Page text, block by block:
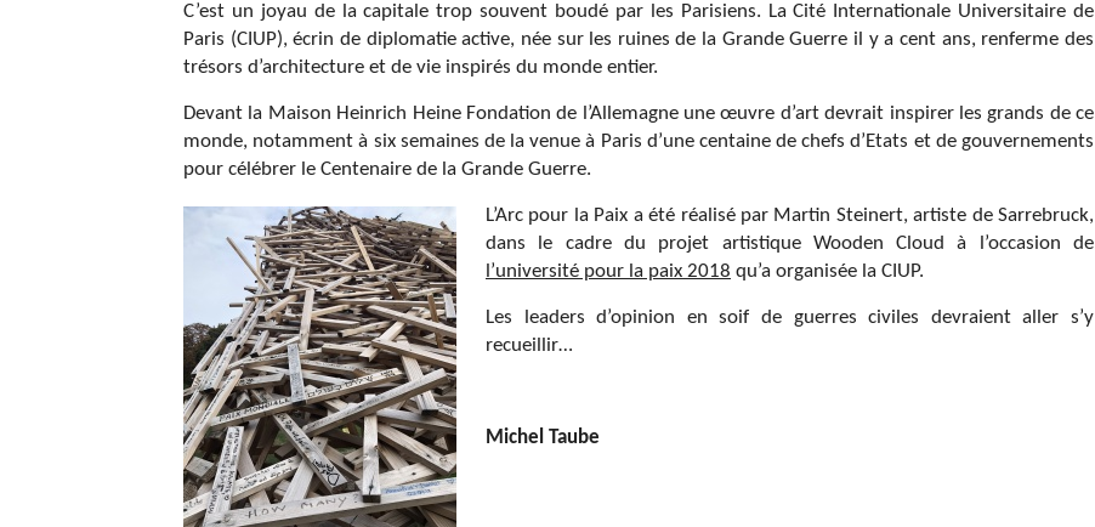
C’est un joyau de la capitale trop souvent boudé par les Parisiens. La Cité Internationale Universitaire de
Paris (CIUP), écrin de diplomatie active, née sur les ruines de la Grande Guerre il y a cent ans, renferme des
trésors d’architecture et de vie inspirés du monde entier.
Devant la Maison Heinrich Heine Fondation de l’Allemagne une œuvre d’art devrait inspirer les grands de ce
monde, notamment à six semaines de la venue à Paris d’une centaine de chefs d’Etats et de gouvernements
pour célébrer le Centenaire de la Grande Guerre.
L’Arc pour la Paix a été réalisé par Martin Steinert, artiste de Sarrebruck,
dans le cadre du projet artistique Wooden Cloud à l’occasion de
l’université pour la paix 2018 qu’a organisée la CIUP.
Les leaders d’opinion en soif de guerres civiles devraient aller s’y
recueillir…
Michel Taube